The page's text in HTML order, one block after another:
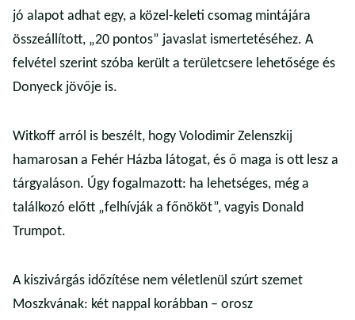
jó alapot adhat egy, a közel-keleti csomag mintájára
összeállított, „20 pontos” javaslat ismertetéséhez. A
felvétel szerint szóba került a területcsere lehetősége és
Donyeck jövője is.
Witkoff arról is beszélt, hogy Volodimir Zelenszkij
hamarosan a Fehér Házba látogat, és ő maga is ott lesz a
tárgyaláson. Úgy fogalmazott: ha lehetséges, még a
találkozó előtt „felhívják a főnököt”, vagyis Donald
Trumpot.
A kiszivárgás időzítése nem véletlenül szúrt szemet
Moszkvának: két nappal korábban – orosz